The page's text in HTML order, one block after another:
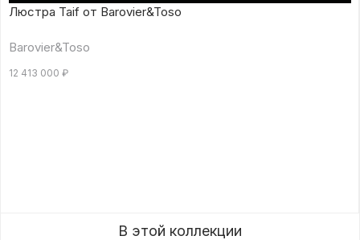
Люстра Taif от Barovier&Toso
Barovier&Toso
12 413 000 ₽
В этой коллекции